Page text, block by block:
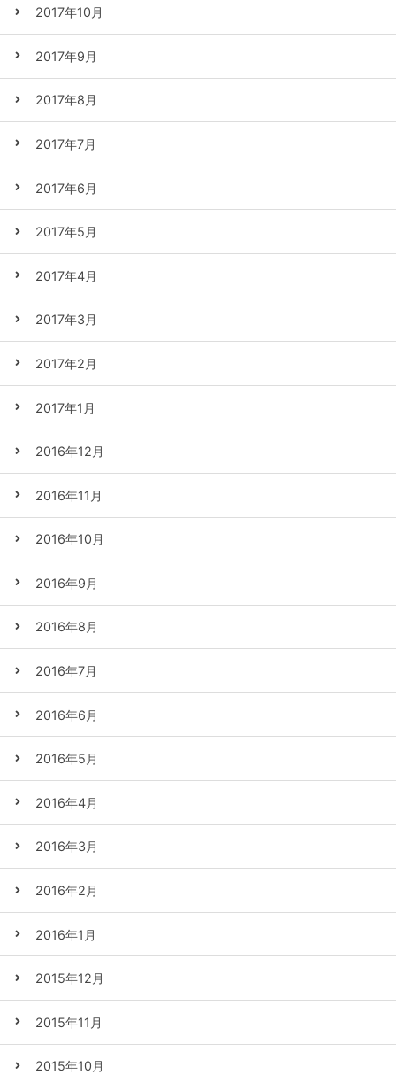
2017年10月
2017年9月
2017年8月
2017年7月
2017年6月
2017年5月
2017年4月
2017年3月
2017年2月
2017年1月
2016年12月
2016年11月
2016年10月
2016年9月
2016年8月
2016年7月
2016年6月
2016年5月
2016年4月
2016年3月
2016年2月
2016年1月
2015年12月
2015年11月
2015年10月